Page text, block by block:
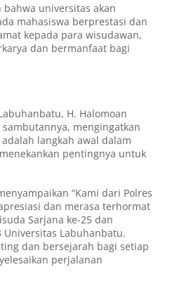
universitas akan
mahasiswa berprestasi dan
kepada para wisudawan,
dan bermanfaat bagi
H. Halomoan
mengingatkan
langkah awal dalam
pentingnya untuk
“Kami dari Polres
dan merasa terhormat
Sarjana ke-25 dan
Universitas Labuhanbatu.
dan bersejarah bagi setiap
perjalanan